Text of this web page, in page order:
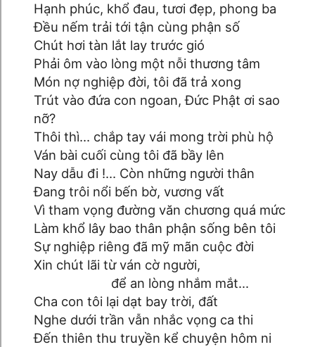
Hạnh phúc, khổ đau, tươi đẹp, phong ba
Đều nếm trải tới tận cùng phận số
Chút hơi tàn lắt lay trước gió
Phải ôm vào lòng một nỗi thương tâm
Món nợ nghiệp đời, tôi đã trả xong
Trút vào đứa con ngoan, Đức Phật ơi sao
nỡ?
Thôi thì... chắp tay vái mong trời phù hộ
Ván bài cuối cùng tôi đã bầy lên
Nay dẫu đi !... Còn những người thân
Đang trôi nổi bến bờ, vương vất
Vì tham vọng đường văn chương quá mức
Làm khổ lây bao thân phận sống bên tôi
Sự nghiệp riêng đã mỹ mãn cuộc đời
Xin chút lãi từ ván cờ người,
để an lòng nhắm mắt...
Cha con tôi lại dạt bay trời, đất
Nghe dưới trần vẫn nhắc vọng ca thi
Đến thiên thu truyền kể chuyện hôm ni